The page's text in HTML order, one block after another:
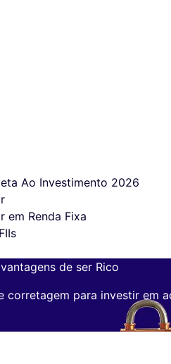
Ao Investimento 2026
em Renda Fixa
de ser Rico
corretagem para investir em